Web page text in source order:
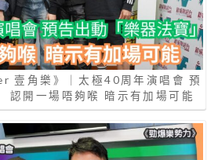
壹角樂》｜太極40周年演唱會 預
認開一場唔夠喉 暗示有加場可能